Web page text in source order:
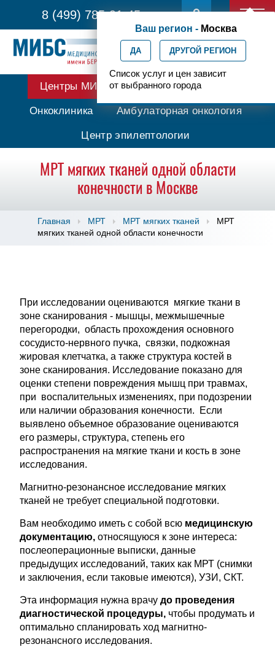
8 (499) 785-91-45
Ваш регион - Москва
ДА ДРУГОЙ РЕГИОН
Список услуг и цен зависит
от выбранного города
Центры МИБС Протонная терапия
Онкоклиника Амбулаторная онкология
Центр эпилептологии
МРТ мягких тканей одной области
конечности в Москве
Главная МРТ МРТ мягких тканей
МРТ
мягких тканей одной области конечности
При исследовании оцениваются мягкие ткани в
зоне сканирования - мышцы, межмышечные
перегородки, область прохождения основного
сосудисто-нервного пучка, связки, подкожная
жировая клетчатка, а также структура костей в
зоне сканирования. Исследование показано для
оценки степени повреждения мышц при травмах,
при воспалительных изменениях, при подозрении
или наличии образования конечности. Если
выявлено объемное образование оцениваются
его размеры, структура, степень его
распространения на мягкие ткани и кость в зоне
исследования.
Магнитно-резонансное исследование мягких
тканей не требует специальной подготовки.
Вам необходимо иметь с собой всю медицинскую
документацию, относящуюся к зоне интереса:
послеоперационные выписки, данные
предыдущих исследований, таких как МРТ (снимки
и заключения, если таковые имеются), УЗИ, СКТ.
Эта информация нужна врачудо проведения
диагностической процедуры, чтобы продумать и
оптимально спланировать ход магнитно-
резонансного исследования.